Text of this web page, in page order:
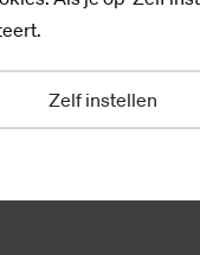
Zelf instellen
Ber­kel